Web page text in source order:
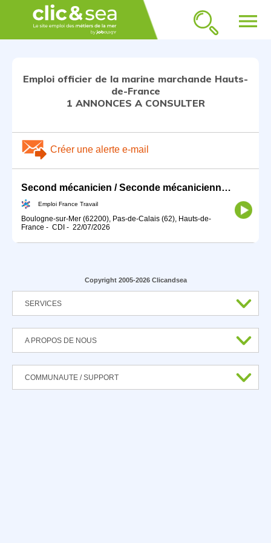
menu
Emploi officier de la marine marchande Hauts-
de-France
1 ANNONCES A CONSULTER
Créer une alerte e-mail
Second mécanicien / Seconde mécanicienne (H/F)
Emploi France Travail
Boulogne-sur-Mer (62200), Pas-de-Calais (62), Hauts-de-
France - CDI - 22/07/2026
Copyright 2005-2026 Clicandsea
SERVICES
A PROPOS DE NOUS
COMMUNAUTE / SUPPORT